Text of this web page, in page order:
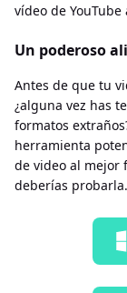
vídeo de
Un poderoso
Antes de que tu
¿alguna vez has
formatos
herramienta
de video al mejor
deberías